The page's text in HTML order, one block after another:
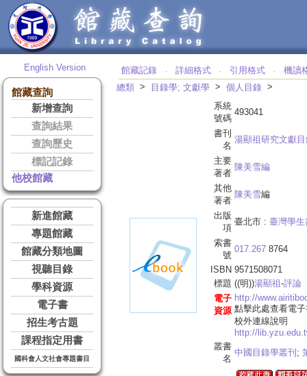
English Version
館藏查詢
新增查詢
查詢結果
查詢歷史
標記記錄
他校館藏
新進館藏
專題館藏
館藏分類地圖
視聽目錄
學科資源
電子書
招生考古題
課程指定用書
國科會人文社會專題書目
館藏記錄 ‧ 詳細格式 ‧ 引用格式 ‧
機讀
總類 > 目錄學; 文獻學 > 個人目錄 >
系統
號碼
493041
書刊
名
湯顯祖研究文獻
主要
著者
陳美雪編
其他
著者
陳美雪編
出版
項
臺北市 : 臺灣學生
索書
號
017.267 8764
ISBN 9571508071
標題 ((明))湯顯祖-評論
電子
資源
http://
點擊此處查看電
校外連線說明
http://
叢書
名
中國目錄學叢刊 ;